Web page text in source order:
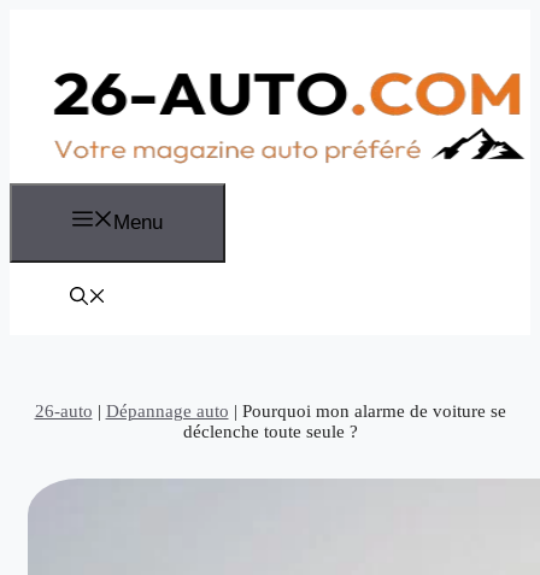
Menu
26-auto | Dépannage auto | Pourquoi mon alarme de voiture se
déclenche toute seule ?